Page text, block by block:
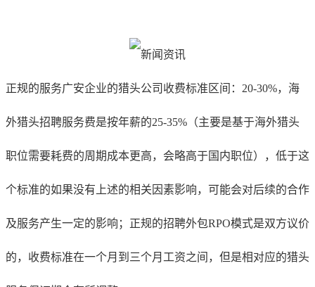
正规的服务广安企业的猎头公司收费标准区间：20-30%，海
外猎头招聘服务费是按年薪的25-35%（主要是基于海外猎头
职位需要耗费的周期成本更高，会略高于国内职位），低于这
个标准的如果没有上述的相关因素影响，可能会对后续的合作
及服务产生一定的影响；正规的招聘外包RPO模式是双方议价
的，收费标准在一个月到三个月工资之间，但是相对应的猎头